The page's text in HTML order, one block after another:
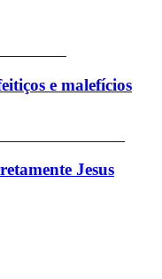
e malefícios
Jesus